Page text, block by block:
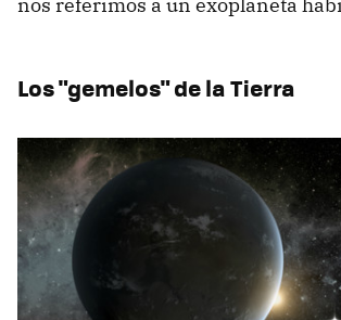
nos referimos a un exoplaneta
Los "gemelos" de la Tierra